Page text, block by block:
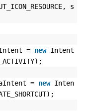
s
= newIntent
= newInten